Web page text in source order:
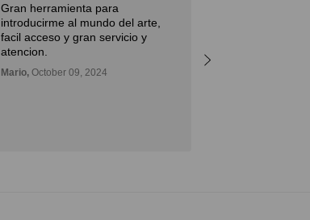
Gran herramienta para
introducirme al mundo del arte,
facil acceso y gran servicio y
atencion.
Mario, October 09, 2024